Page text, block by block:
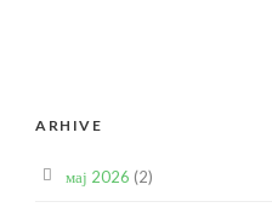
ARHIVE
мај 2026 (2)